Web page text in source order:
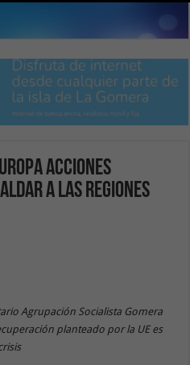
acciones
a las regiones
Agrupación Socialista Gomera
planteado por la UE es